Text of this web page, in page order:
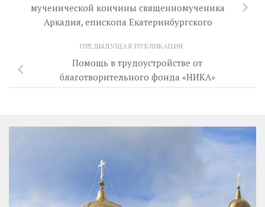
мученической кончины священномученика
Аркадия, епископа Екатеринбургского
ПРЕДЫДУЩАЯ ПУБЛИКАЦИЯ
Помощь в трудоустройстве от
благотворительного фонда «НИКА»